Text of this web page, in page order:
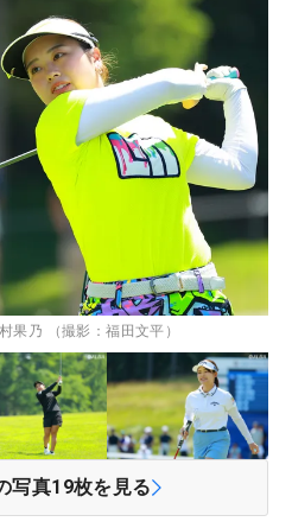
果乃 （撮影：福田文平）
写真19枚を見る